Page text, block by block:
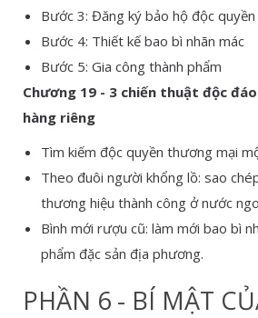
Bước 3: Đăng ký bảo hộ độc quyền
Bước 4: Thiết kế bao bì nhãn mác
Bước 5: Gia công thành phẩm
Chương 19 - 3 chiến thuật độc
hàng riêng
Tìm kiếm độc quyền thương mại
Theo đuôi người khổng lồ: sao
thương hiệu thành công ở nước
Bình mới rượu cũ: làm mới bao bì
phẩm đặc sản địa phương.
PHẦN 6 - BÍ MẬT